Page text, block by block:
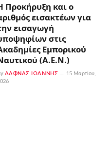
Προκήρυξη και ο
εισακτέων για
εισαγωγή
στις
Εμπορικού
(Α.Ε.Ν.)
ΔΑΦΝΆΣ ΙΩΆΝΝΗΣ
15 Μαρτίου,